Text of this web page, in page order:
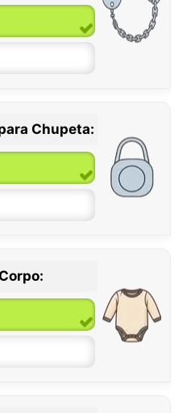
Chupeta: